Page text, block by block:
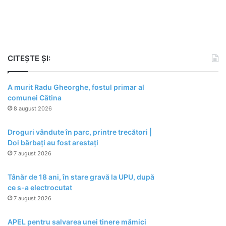
CITEȘTE ȘI:
A murit Radu Gheorghe, fostul primar al
comunei Cătina
8 august 2026
Droguri vândute în parc, printre trecători |
Doi bărbați au fost arestați
7 august 2026
Tânăr de 18 ani, în stare gravă la UPU, după
ce s-a electrocutat
7 august 2026
APEL pentru salvarea unei tinere mămici